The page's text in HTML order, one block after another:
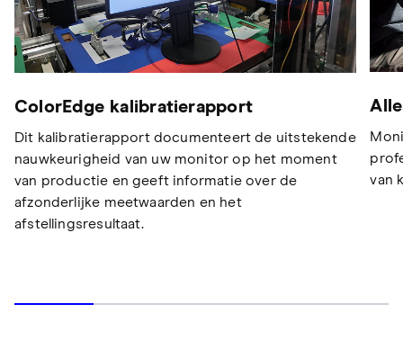
ColorEdge kalibratierapport
Dit kalibratierapport documenteert de uitstekende
nauwkeurigheid van uw monitor op het moment
van productie en geeft informatie over de
afzonderlijke meetwaarden en het
afstellingsresultaat.
van